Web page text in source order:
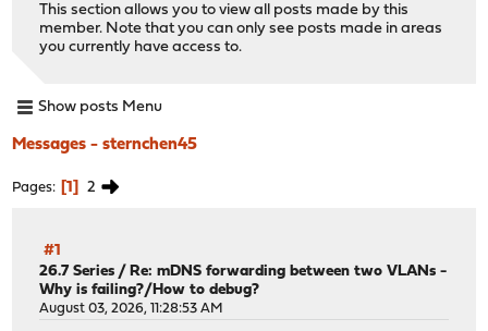
This section allows you to view all posts made by this
member. Note that you can only see posts made in areas
you currently have access to.
Show posts Menu
Messages - sternchen45
Pages 1 2
#1
26.7 Series / Re: mDNS forwarding between two VLANs -
Why is failing?/How to debug?
August 03, 2026, 11:28:53 AM